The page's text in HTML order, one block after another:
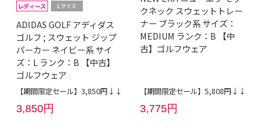
ADIDAS GOLF アディダス
ゴルフ ; スウェット ジップ
パーカー ネイビー系 サイ
ズ：L ランク：B 【中古】
ゴルフウェア
【期間限定セール】3,850円↓↓
3,850円
クネック スウェットトレー
ナー ブラック系 サイズ：
MEDIUM ランク：B 【中
古】ゴルフウェア
【期間限定セール】5,808円↓↓
3,775円